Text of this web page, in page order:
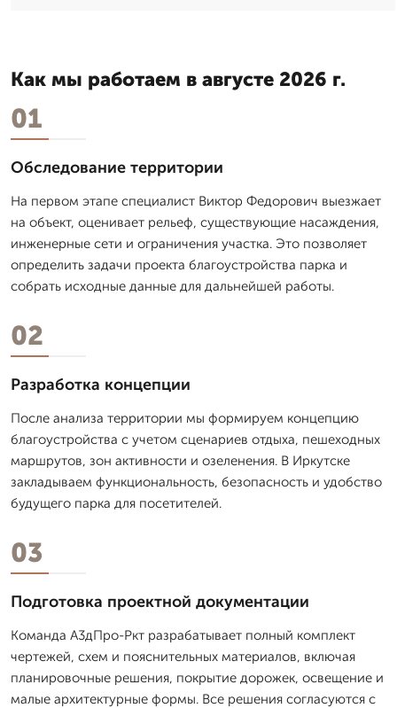
Как мы работаем в августе 2026 г.
01
Обследование территории
На первом этапе специалист Виктор Федорович выезжает
на объект, оценивает рельеф, существующие насаждения,
инженерные сети и ограничения участка. Это позволяет
определить задачи проекта благоустройства парка и
собрать исходные данные для дальнейшей работы.
02
Разработка концепции
После анализа территории мы формируем концепцию
благоустройства с учетом сценариев отдыха, пешеходных
маршрутов, зон активности и озеленения. В Иркутске
закладываем функциональность, безопасность и удобство
будущего парка для посетителей.
03
Подготовка проектной документации
Команда А3дПро-Ркт разрабатывает полный комплект
чертежей, схем и пояснительных материалов, включая
планировочные решения, покрытие дорожек, освещение и
малые архитектурные формы. Все решения согласуются с